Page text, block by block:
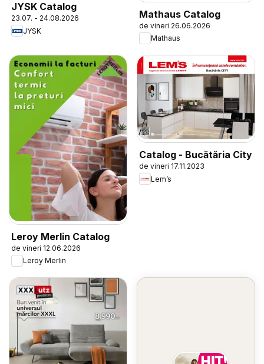
JYSK Catalog
23.07. - 24.08.2026
JYSK
Mathaus Catalog
de vineri 26.06.2026
Mathaus
Leroy Merlin Catalog
de vineri 12.06.2026
Leroy Merlin
Catalog - Bucătăria City
de vineri 17.11.2023
Lem’s